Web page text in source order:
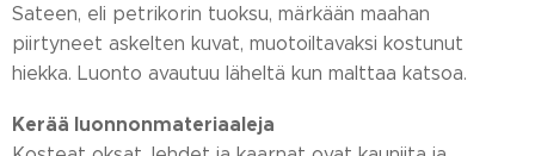
Sateen, eli petrikorin tuoksu, märkään maahan
piirtyneet askelten kuvat, muotoiltavaksi kostunut
hiekka. Luonto avautuu läheltä kun malttaa katsoa.
Kerää luonnonmateriaaleja